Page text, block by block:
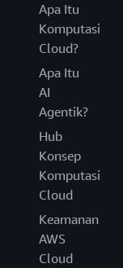
Apa Itu
Komputasi
Cloud?
Apa Itu
AI
Agentik?
Hub
Konsep
Komputasi
Cloud
Keamanan
AWS
Cloud